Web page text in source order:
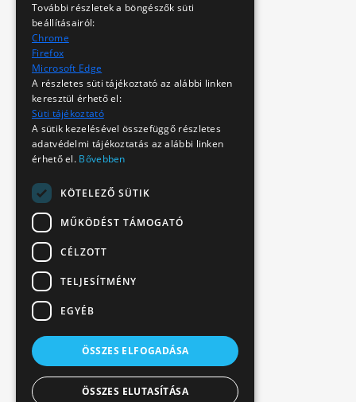
További részletek a böngészők süti
beállításairól:
Chrome
Firefox
Microsoft Edge
A részletes süti tájékoztató az alábbi linken
keresztül érhető el:
Süti tájékoztató
A sütik kezelésével összefüggő részletes
adatvédelmi tájékoztatás az alábbi linken
érhető el. Bővebben
KÖTELEZŐ SÜTIK
MŰKÖDÉST TÁMOGATÓ
CÉLZOTT
TELJESÍTMÉNY
EGYÉB
ÖSSZES ELFOGADÁSA
ÖSSZES ELUTASÍTÁSA